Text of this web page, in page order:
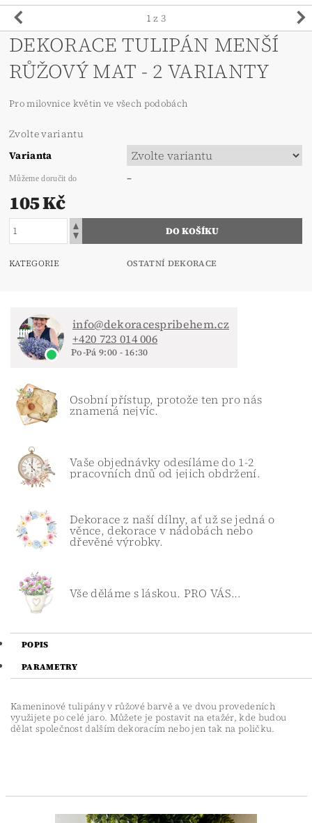
1 z 3
DEKORACE TULIPÁN MENŠÍ
RŮŽOVÝ MAT - 2 VARIANTY
Pro milovnice květin ve všech podobách
Zvolte variantu
Varianta
Můžeme doručit do –
105 Kč
KATEGORIE OSTATNÍ DEKORACE
info@dekoracespribehem.cz
+420 723 014 006
Po-Pá 9:00 - 16:30
Osobní přístup, protože ten pro nás
znamená nejvíc.
Vaše objednávky odesíláme do 1-2
pracovních dnů od jejich obdržení.
Dekorace z naší dílny, ať už se jedná o
věnce, dekorace v nádobách nebo
dřevěné výrobky.
Vše děláme s láskou. PRO VÁS...
POPIS
PARAMETRY
Kameninové tulipány v růžové barvě a ve dvou provedeních
využijete po celé jaro. Můžete je postavit na etažér, kde budou
dělat společnost dalším dekoracím nebo jen tak na poličku.